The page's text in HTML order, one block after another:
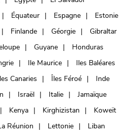
Équateur Espagne
Estonie
Finlande Géorgie
Gibraltar
Guyane
Honduras
Ile Maurice
Iles Baléares
Canaries Îles Féroé
Inde
Israël Italie
Jamaïque
Kenya Kirghizistan
Koweït
Réunion Lettonie
Liban